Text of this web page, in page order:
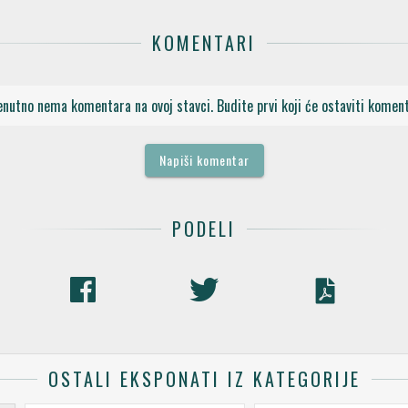
KOMENTARI
nema komentara na ovoj stavci. Budite prvi koji će ostaviti
Napiši komentar
PODELI
OSTALI EKSPONATI IZ KATEGORIJE